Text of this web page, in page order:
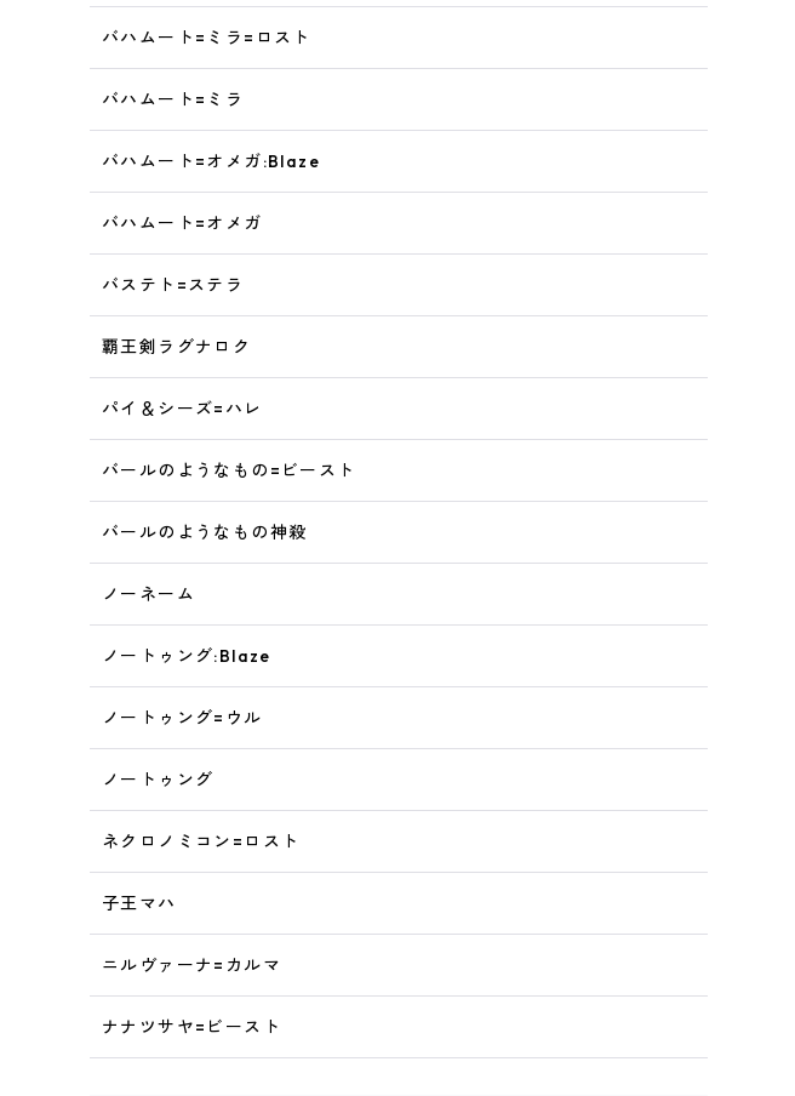
バハムート=ミラ=ロスト
バハムート=ミラ
バハムート=オメガ:Blaze
バハムート=オメガ
バステト=ステラ
覇王剣ラグナロク
パイ＆シーズ=ハレ
バールのようなもの=ビースト
バールのようなもの神殺
ノーネーム
ノートゥング:Blaze
ノートゥング=ウル
ノートゥング
ネクロノミコン=ロスト
子王マハ
ニルヴァーナ=カルマ
ナナツサヤ=ビースト